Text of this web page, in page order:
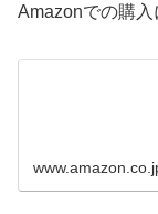
Amazonでの購入